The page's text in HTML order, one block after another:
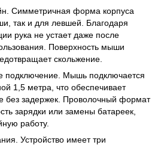
Симметричная форма корпуса
так и для левшей. Благодаря
рука не устает даже после
Поверхность мыши
скольжение.
подключение. Мышь подключается
1,5 метра, что обеспечивает
без задержек. Проволочный формат
зарядки или замены батареек,
работу.
Устройство имеет три